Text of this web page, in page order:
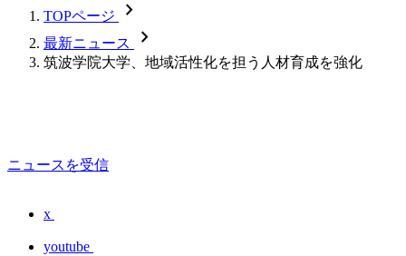
TOPページ chevron_forward
最新ニュース chevron_forward
筑波学院大学、地域活性化を担う人材育成を強化
ニュースを受信
x
youtube